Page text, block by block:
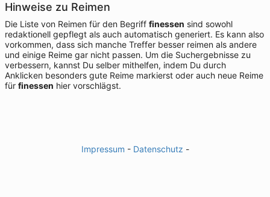
Hinweise zu Reimen
Die Liste von Reimen für den Begriff finessen sind sowohl
redaktionell gepflegt als auch automatisch generiert. Es kann also
vorkommen, dass sich manche Treffer besser reimen als andere
und einige Reime gar nicht passen. Um die Suchergebnisse zu
verbessern, kannst Du selber mithelfen, indem Du durch
Anklicken besonders gute Reime markierst oder auch neue Reime
für finessen hier vorschlägst.
Impressum - Datenschutz -